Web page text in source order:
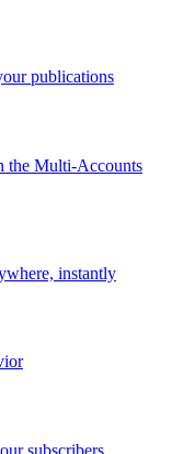
publications
the Multi-Accounts
instantly
subscribers